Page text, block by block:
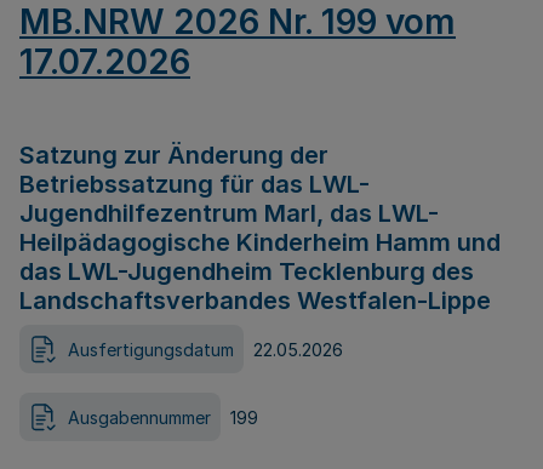
MB.NRW 2026 Nr. 199 vom
17.07.2026
Satzung zur Änderung der
Betriebssatzung für das LWL-
Jugendhilfezentrum Marl, das LWL-
Heilpädagogische Kinderheim Hamm und
das LWL-Jugendheim Tecklenburg des
Landschaftsverbandes Westfalen-Lippe
Ausfertigungsdatum 22.05.2026
Ausgabennummer 199